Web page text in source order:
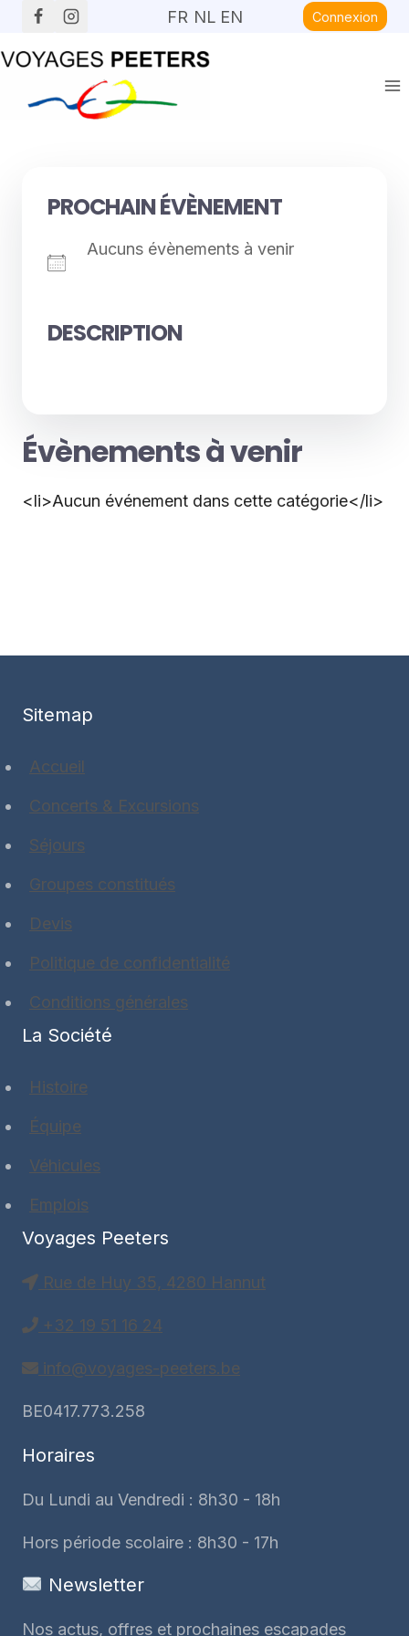
contenu
FR NL EN Connexion
PROCHAIN ÉVÈNEMENT
Aucuns évènements à venir
DESCRIPTION
Évènements à venir
<li>Aucun événement dans cette catégorie</li>
Sitemap
Accueil
Concerts & Excursions
Séjours
Groupes constitués
Devis
Politique de confidentialité
Conditions générales
La Société
Histoire
Équipe
Véhicules
Emplois
Voyages Peeters
Rue de Huy 35, 4280 Hannut
+32 19 51 16 24
info@voyages-peeters.be
BE0417.773.258
Horaires
Du Lundi au Vendredi : 8h30 - 18h
Hors période scolaire : 8h30 - 17h
Newsletter
Nos actus, offres et prochaines escapades